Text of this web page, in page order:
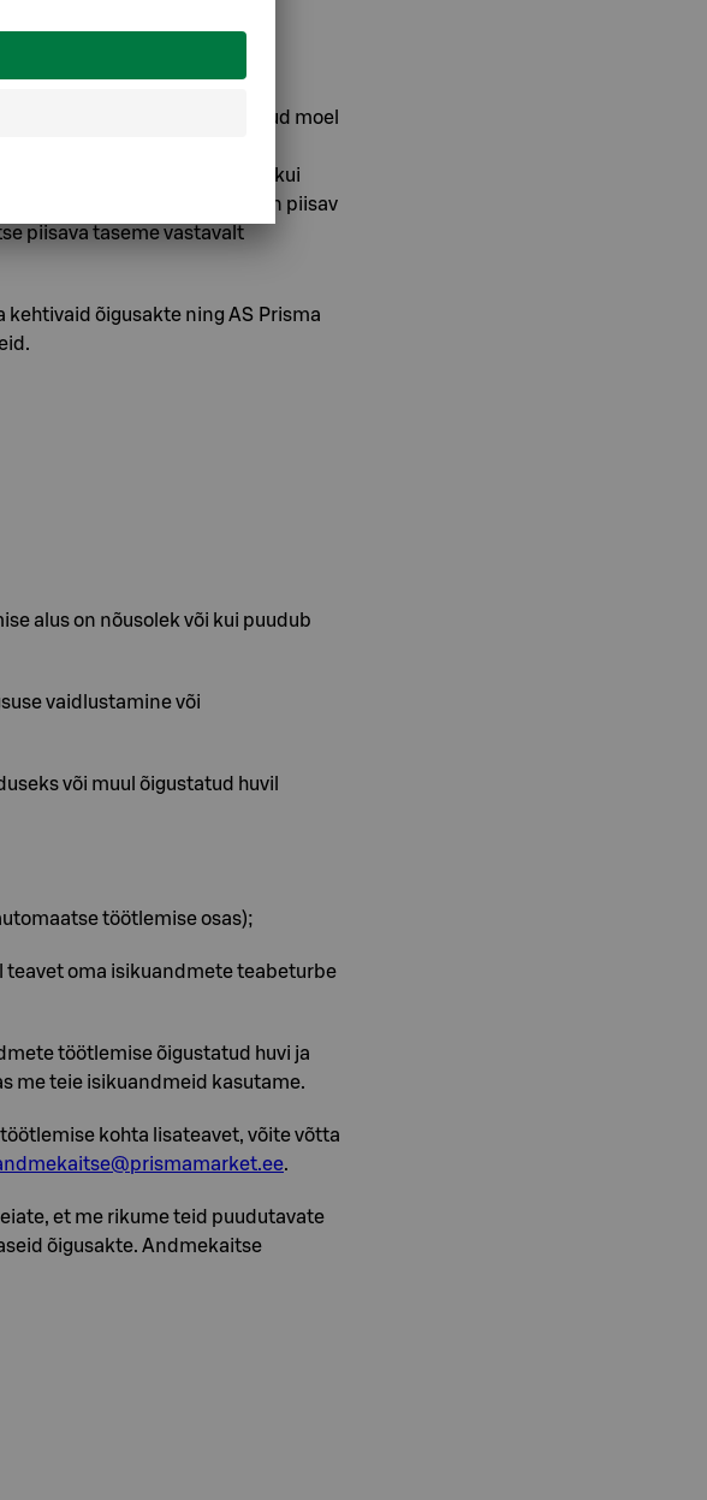
ning kasutatud
võidakse teie andmeid piiratud moel
(EMP) teenuste
moel andmeid edastada, kui
andmekaitse tase on piisav
piisava taseme vastavalt
kehtivaid õigusakte ning AS Prisma
alus on nõusolek või kui puudub
vaidlustamine või
või muul õigustatud huvil
töötlemise osas);
teavet oma isikuandmete teabeturbe
töötlemise õigustatud huvi ja
me teie isikuandmeid kasutame.
kohta lisateavet, võite võtta
.
et me rikume teid puudutavate
õigusakte. Andmekaitse